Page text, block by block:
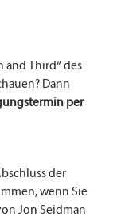
and Third“ des
Dann
per
der
wenn Sie
Jon Seidman